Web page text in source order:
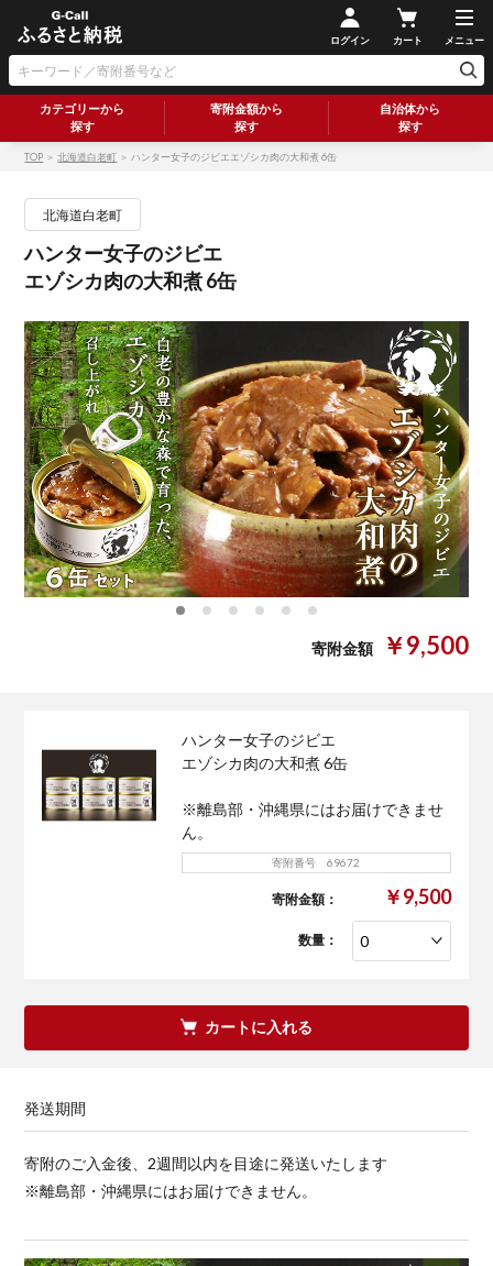
ログイン カート メニュー
カテゴリーから
探す
寄附金額から
探す
自治体から
探す
TOP ＞北海道白老町 ＞ ハンター女子のジビエエゾシカ肉の大和煮 6缶
北海道白老町
ハンター女子のジビエ
エゾシカ肉の大和煮 6缶
寄附金額 ￥9,500
ハンター女子のジビエ
エゾシカ肉の大和煮 6缶
※離島部・沖縄県にはお届けできませ
ん。
寄附番号 69672
寄附金額： ￥9,500
数量：
カートに入れる
発送期間
寄附のご入金後、2週間以内を目途に発送いたします
※離島部・沖縄県にはお届けできません。